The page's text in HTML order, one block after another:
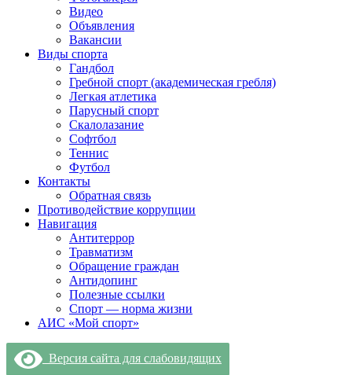
Видео
Объявления
Вакансии
Виды спорта
Гандбол
Гребной спорт (академическая гребля)
Легкая атлетика
Парусный спорт
Скалолазание
Софтбол
Теннис
Футбол
Контакты
Обратная связь
Противодействие коррупции
Навигация
Антитеррор
Травматизм
Обращение граждан
Антидопинг
Полезные ссылки
Спорт — норма жизни
АИС «Мой спорт»
Версия сайта для слабовидящих